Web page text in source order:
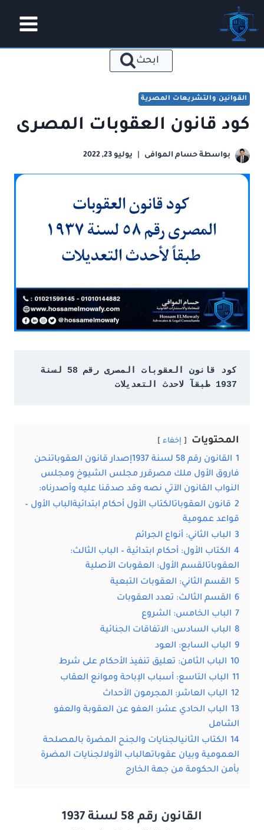
التجاوز
إلى
المحتوى
ابحث
القوانين والتشريعات المصرية
كود قانون العقوبات المصرى
بواسطة حسام الموافى يوليو 23, 2022
1937 طبقآ لاحدث التعديلات
المحتويات إخفاء
1
القانون رقم 58 لسنة 1937إصدار قانون العقوباتنحن
فاروق الأول ملك مصرقرر مجلس الشيوخ ومجلس
النواب القانون الآتي نصه وقد صدقنا عليه وأصدرناه:
2 قانون العقوباتالكتاب الأول أحكام ابتدائيةالباب الأول –
قواعد عمومية
3 الباب الثاني: أنواع الجرائم
4 الكتاب الأول: أحكام ابتدائية – الباب الثالث:
العقوباتالقسم الأول: العقوبات الأصلية
5 القسم الثاني: العقوبات التبعية
6 القسم الثالث: تعدد العقوبات
7 الباب الخامس: الشروع
8 الباب السادس: الاتفاقات الجنائية
9 الباب السابع: العود
10 الباب الثامن: تعليق تنفيذ الأحكام على شرط
11 الباب التاسع: أسباب الإباحة وموانع العقاب
12 الباب العاشر: المجرمون الأحداث
13 الباب الحادي عشر: العفو عن العقوبة والعفو
الشامل
14 الكتاب الثانيالجنايات والجنح المضرة بالمصلحة
العمومية وبيان عقوباتهالباب الأولالجنايات المضرة
بأمن الحكومة من جهة الخارج
القانون رقم 58 لسنة 1937